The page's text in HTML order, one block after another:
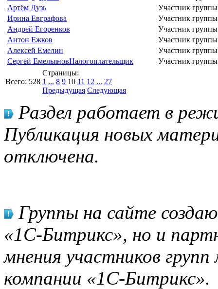
Артём Дузь
Участник группы
Ирина Евграфова
Участник группы
Андрей Егоренков
Участник группы
Антон Ежков
Участник группы
Алексей Емелин
Участник группы
Сергей ЕмельяновНалогоплательщик Участник группы
Всего: 528
Страницы:
1 ... 8 9 10 11 12 ... 27
Предыдущая Следующая
Раздел работает в
Публикация новых
отключена.
Группы на сайте
«1С-Битрикс», но и
мнения участников
компании «1С-Битрикс».